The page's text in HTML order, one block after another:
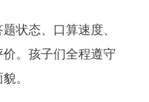
状态、口算速度、
。孩子们全程遵守
。